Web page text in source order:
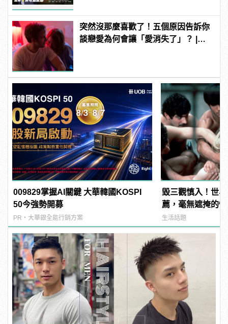
突然沒那麼喜歡了！五個原因告訴你
談戀愛為何會讓「愛消失了」？ |
009829掌握AI關鍵 大華韓國KOSPI
50今強勢開募
PR・大華銀全能行銷方案
毀三觀慎入！世
薦，毫無遮掩的
噁心到極致！ |
男
生活話題